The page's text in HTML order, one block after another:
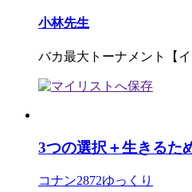
小林先生
バカ最大トーナメント【
3つの選択＋生きるた
コナン2872ゆっくり